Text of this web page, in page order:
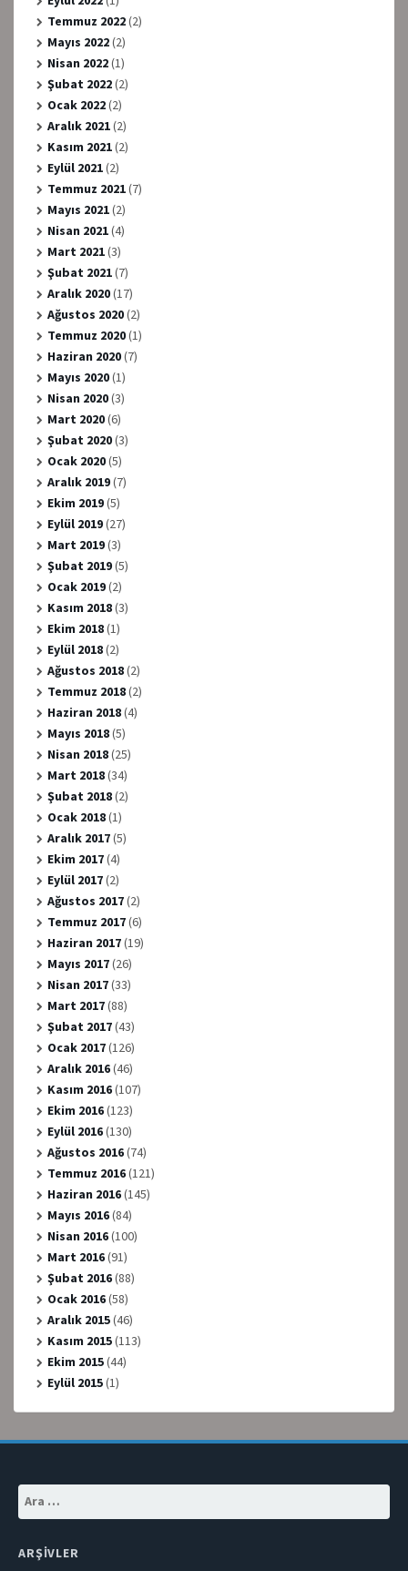
Temmuz 2022(2)
Mayıs 2022(2)
Nisan 2022(1)
Şubat 2022(2)
Ocak 2022(2)
Aralık 2021(2)
Kasım 2021(2)
Eylül 2021(2)
Temmuz 2021(7)
Mayıs 2021(2)
Nisan 2021(4)
Mart 2021(3)
Şubat 2021(7)
Aralık 2020(17)
Ağustos 2020(2)
Temmuz 2020(1)
Haziran 2020(7)
Mayıs 2020(1)
Nisan 2020(3)
Mart 2020(6)
Şubat 2020(3)
Ocak 2020(5)
Aralık 2019(7)
Ekim 2019(5)
Eylül 2019(27)
Mart 2019(3)
Şubat 2019(5)
Ocak 2019(2)
Kasım 2018(3)
Ekim 2018(1)
Eylül 2018(2)
Ağustos 2018(2)
Temmuz 2018(2)
Haziran 2018(4)
Mayıs 2018(5)
Nisan 2018(25)
Mart 2018(34)
Şubat 2018(2)
Ocak 2018(1)
Aralık 2017(5)
Ekim 2017(4)
Eylül 2017(2)
Ağustos 2017(2)
Temmuz 2017(6)
Haziran 2017(19)
Mayıs 2017(26)
Nisan 2017(33)
Mart 2017(88)
Şubat 2017(43)
Ocak 2017(126)
Aralık 2016(46)
Kasım 2016(107)
Ekim 2016(123)
Eylül 2016(130)
Ağustos 2016(74)
Temmuz 2016(121)
Haziran 2016(145)
Mayıs 2016(84)
Nisan 2016(100)
Mart 2016(91)
Şubat 2016(88)
Ocak 2016(58)
Aralık 2015(46)
Kasım 2015(113)
Ekim 2015(44)
Eylül 2015(1)
Arama:
ARŞIVLER